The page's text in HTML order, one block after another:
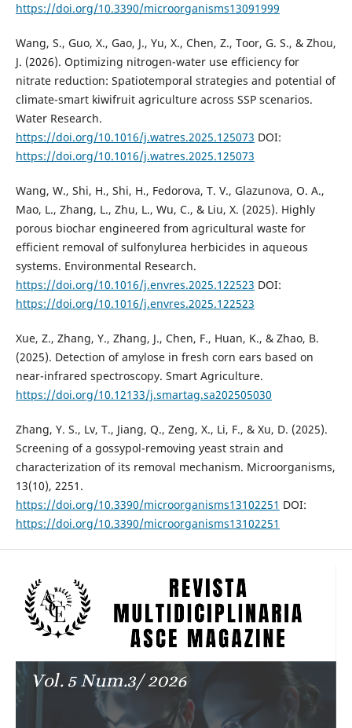
https://doi.org/10.3390/microorganisms13091999
Wang, S., Guo, X., Gao, J., Yu, X., Chen, Z., Toor, G. S., & Zhou,
J. (2026). Optimizing nitrogen-water use efficiency for
nitrate reduction: Spatiotemporal strategies and potential of
climate-smart kiwifruit agriculture across SSP scenarios.
Water Research.
https://doi.org/10.1016/j.watres.2025.125073 DOI:
https://doi.org/10.1016/j.watres.2025.125073
Wang, W., Shi, H., Shi, H., Fedorova, T. V., Glazunova, O. A.,
Mao, L., Zhang, L., Zhu, L., Wu, C., & Liu, X. (2025). Highly
porous biochar engineered from agricultural waste for
efficient removal of sulfonylurea herbicides in aqueous
systems. Environmental Research.
https://doi.org/10.1016/j.envres.2025.122523 DOI:
https://doi.org/10.1016/j.envres.2025.122523
Xue, Z., Zhang, Y., Zhang, J., Chen, F., Huan, K., & Zhao, B.
(2025). Detection of amylose in fresh corn ears based on
near-infrared spectroscopy. Smart Agriculture.
https://doi.org/10.12133/j.smartag.sa202505030
Zhang, Y. S., Lv, T., Jiang, Q., Zeng, X., Li, F., & Xu, D. (2025).
Screening of a gossypol-removing yeast strain and
characterization of its removal mechanism. Microorganisms,
13(10), 2251.
https://doi.org/10.3390/microorganisms13102251 DOI:
https://doi.org/10.3390/microorganisms13102251